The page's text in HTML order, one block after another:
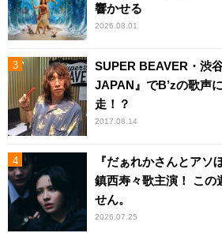
響かせる
2026.08.01
SUPER BEAVER・渋
JAPAN』でB’zの歌声
走！？
2017.08.14
『だぁれかさんとアソ
鎮西寿々歌主演！ この
せん。
2026.07.25